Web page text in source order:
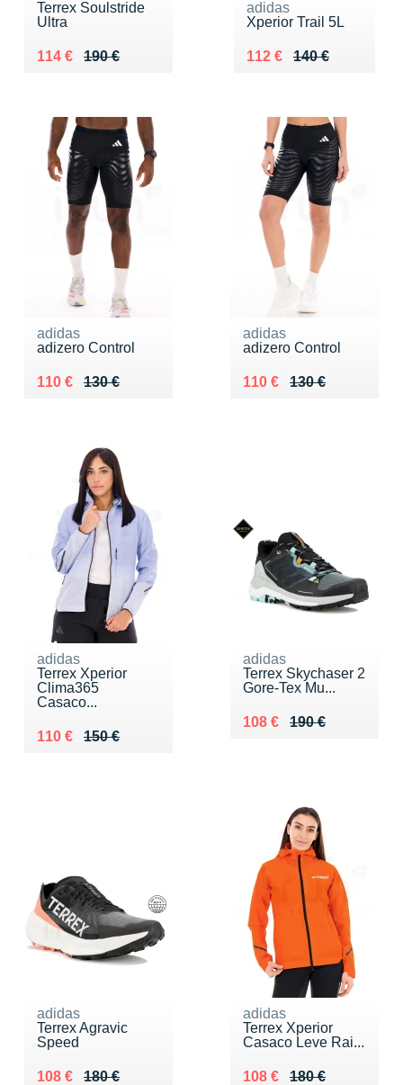
Terrex Soulstride
Ultra
190 €
Au lieu de 190 €
114 €
Vendu 114 €
adidas
Xperior Trail 5L
140 €
Au lieu de 140 €
112 €
Vendu 112 €
adidas
adizero Control
130 €
Au lieu de 130 €
110 €
Vendu 110 €
adidas
adizero Control
130 €
Au lieu de 130 €
110 €
Vendu 110 €
adidas
Terrex Xperior
Clima365
Casaco...
150 €
Au lieu de 150 €
110 €
Vendu 110 €
adidas
Terrex Skychaser 2
Gore-Tex Mu...
190 €
Au lieu de 190 €
108 €
Vendu 108 €
adidas
Terrex Agravic
Speed
180 €
Au lieu de 180 €
108 €
Vendu 108 €
adidas
Terrex Xperior
Casaco Leve Rai...
180 €
Au lieu de 180 €
108 €
Vendu 108 €